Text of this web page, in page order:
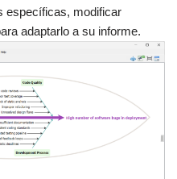
específicas, modificar
adaptarlo a su informe.